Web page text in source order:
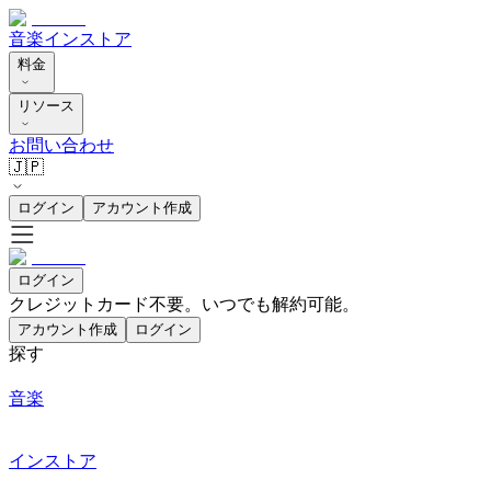
音楽インストア
料金
リソース
お問い合わせ
🇯🇵
ログイン アカウント作成
ログイン
クレジットカード不要。いつでも解約可能。
アカウント作成 ログイン
探す
音楽
インストア